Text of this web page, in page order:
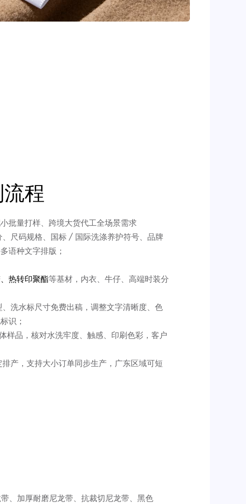
程
批量打样、跨境大货代工全场景需求
尺码规格、国标 / 国际洗涤养护符号、品牌
语种文字排版；
热转印聚酯等基材，内衣、牛仔、高端时装分
洗水标尺寸免费出稿，调整文字清晰度、色
识；
样品，核对水洗牢度、触感、印刷色彩，客户
产，支持大小订单同步生产，广东区域可短
、加厚耐磨尼龙带、抗裁切尼龙带、黑色